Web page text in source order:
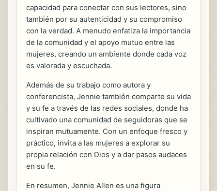
capacidad para conectar con sus lectores, sino
también por su autenticidad y su compromiso
con la verdad. A menudo enfatiza la importancia
de la comunidad y el apoyo mutuo entre las
mujeres, creando un ambiente donde cada voz
es valorada y escuchada.
Además de su trabajo como autora y
conferencista, Jennie también comparte su vida
y su fe a través de las redes sociales, donde ha
cultivado una comunidad de seguidoras que se
inspiran mutuamente. Con un enfoque fresco y
práctico, invita a las mujeres a explorar su
propia relación con Dios y a dar pasos audaces
en su fe.
En resumen, Jennie Allen es una figura